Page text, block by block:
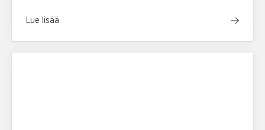
Lue lisää